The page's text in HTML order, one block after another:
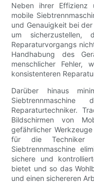
Neben ihrer Effizienz
mobile
und Genauigkeit bei
um sicherzustellen,
Reparaturvorgangs
Handhabung des
menschlicher Fehler,
konsistenteren
Darüber hinaus
Reparaturtechniker.
Bildschirmen von
gefährlicher
für die Techniker
Siebtrennmaschine
sichere und
bietet und so das
und einen sichereren